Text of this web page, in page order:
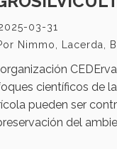
03-31
Nimmo, Lacerda,
científicos de
pueden ser
del